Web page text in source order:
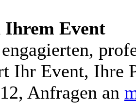
Ihrem Event
Ihr Event, Ihre
Anfragen an